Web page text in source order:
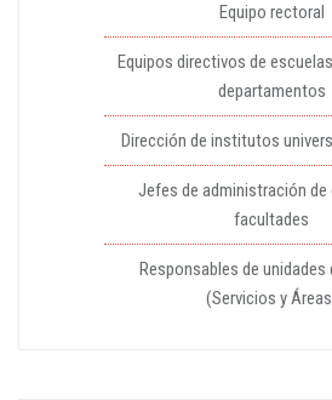
Equipo rectoral
Equipos directivos de
departamentos
Dirección de institutos
Jefes de administración de
facultades
Responsables de unidades
(Servicios y